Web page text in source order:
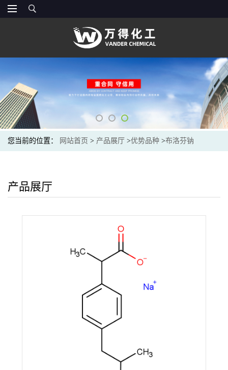
您当前的位置： 网站首页 > 产品展厅 >优势品种 >布洛芬钠
产品展厅